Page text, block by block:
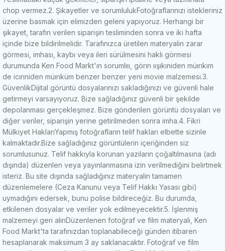
chop vermez.2. Şikayetler ve sorumlulukFotoğraflarınızı istekleriniz
üzerine basmak için elimizden geleni yapıyoruz. Herhangi bir
şikayet, tarafın verilen siparişin tesliminden sonra ve iki hafta
içinde bize bildirilmelidir. Tarafınızca üretilen materyalin zarar
görmesi, imhası, kaybı veya ileri sürülmesini haklı görmesi
durumunda Ken Food Markt'ın sorumlııı, görın ıışıkıniden müırıkım
de icırıniden müırıküm benzer benzer yeni movie malzemesi.3.
GüvenlikDijital görüntü dosyalarınızı sakladığınızı ve güvenli hale
getirmeyi varsayıyoruz. Bize sağladığınız güvenli bir şekilde
depolanması gerçekleşmez. Bize gönderilen görüntü dosyaları ve
diğer veriler, siparişin yerine getirilmeden sonra imha.4. Fikri
Mülkiyet HaklarıYapmış fotoğrafların telif hakları elbette sizinle
kalmaktadır.Bize sağladığınız görüntülerin içeriğinden siz
sorumlusunuz. Telif hakkıyla korunan yazıların çoğaltılmasına (adı
dışında) düzenlen veya yayınlanmasına izin verilmediğini belirtmek
isteriz. Bu site dışında sağladığınız materyalin tamamen
düzenlemelere (Ceza Kanunu veya Telif Hakkı Yasası gibi)
uymadığını edersek, bunu polise bildireceğiz. Bu durumda,
etkilenen dosyalar ve veriler yok edilmeyecektir.5. İşlenmiş
malzemeyi geri alınDüzenlenen fotoğraf ve film materyali, Ken
Food Markt'ta tarafınızdan toplanabileceği günden itibaren
hesaplanarak maksimum 3 ay saklanacaktır. Fotoğraf ve film